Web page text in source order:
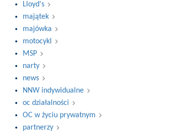
Lloyd's
majątek
majówka
motocykl
MSP
narty
news
NNW indywidualne
oc działalności
OC w życiu prywatnym
partnerzy